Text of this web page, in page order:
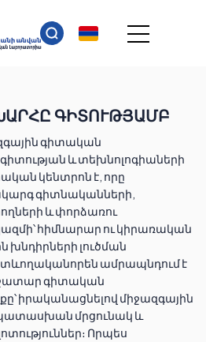
ԳԻՏՈՒԹՅԱՄԲ
գիտական
և տեխնոլոգիաների
կենտրոն է, որը
գիտնականների,
և փորձառու
հիմնարար ու կիրառական
խնդիրների լուծման
ամրապնդում է
գիտական
իրականացնելով միջազգային
մրցունակ և
Որպես